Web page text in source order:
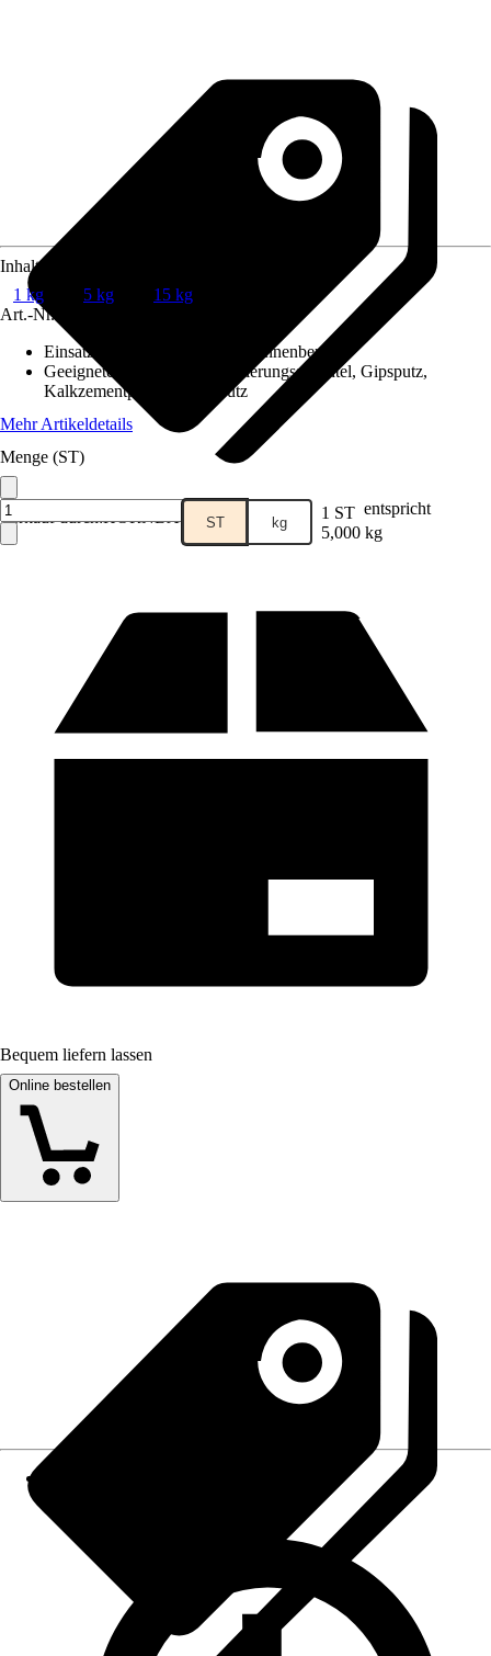
Verkauf durch:HORNBACH
Inhalt
1 kg
5 kg
15 kg
Art.-Nr.
Einsatzbereich
Außenbereich, Innenbereich
Geeignete Untergründe
Armierungsspachtel, Gipsputz,
Kalkzementputz, Zementputz
Mehr Artikeldetails
Menge (ST)
ST kg 1 ST entspricht
5,000 kg
Bequem liefern lassen
Online bestellen